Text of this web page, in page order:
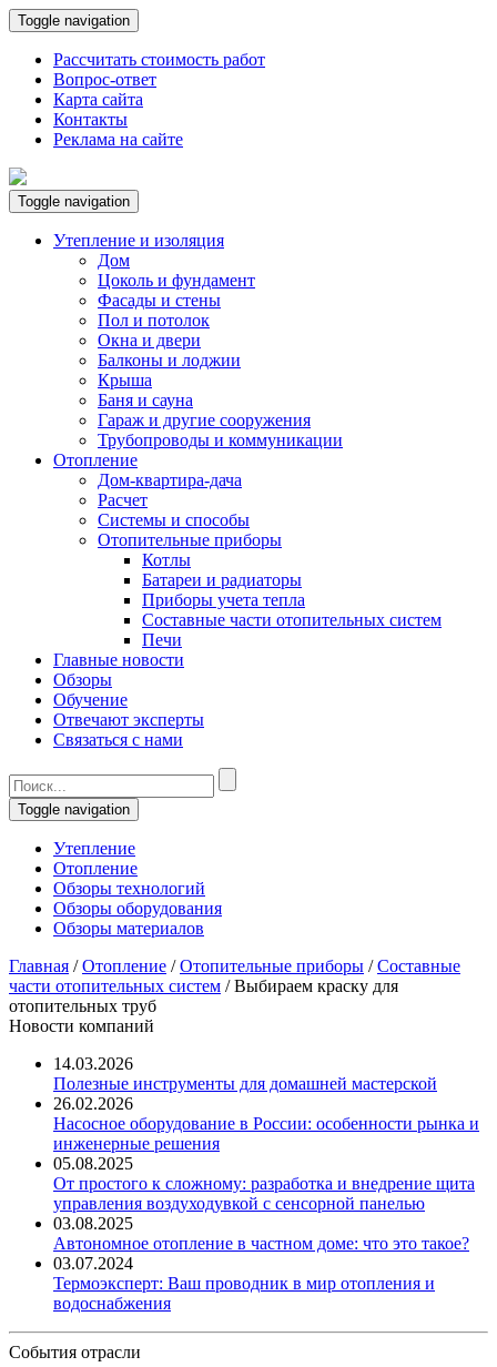
Toggle navigation
Рассчитать стоимость работ
Вопрос-ответ
Карта сайта
Контакты
Реклама на сайте
Toggle navigation
Утепление и изоляция
Дом
Цоколь и фундамент
Фасады и стены
Пол и потолок
Окна и двери
Балконы и лоджии
Крыша
Баня и сауна
Гараж и другие сооружения
Трубопроводы и коммуникации
Отопление
Дом-квартира-дача
Расчет
Системы и способы
Отопительные приборы
Котлы
Батареи и радиаторы
Приборы учета тепла
Составные части отопительных систем
Печи
Главные новости
Обзоры
Обучение
Отвечают эксперты
Связаться с нами
Toggle navigation
Утепление
Отопление
Обзоры технологий
Обзоры оборудования
Обзоры материалов
Главная /Отопление /Отопительные приборы /Составные
части отопительных систем /Выбираем краску для
отопительных труб
Новости компаний
14.03.2026
Полезные инструменты для домашней мастерской
26.02.2026
Насосное оборудование в России: особенности рынка и
инженерные решения
05.08.2025
От простого к сложному: разработка и внедрение щита
управления воздуходувкой с сенсорной панелью
03.08.2025
Автономное отопление в частном доме: что это такое?
03.07.2024
Термоэксперт: Ваш проводник в мир отопления и
водоснабжения
События отрасли